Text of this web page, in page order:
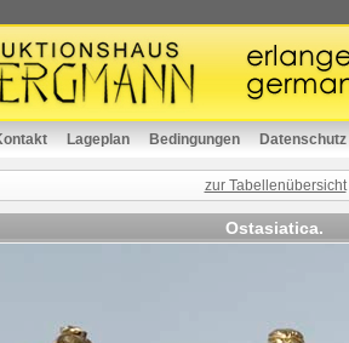
Lageplan Bedingungen Datenschutz
zur Tabellenübersicht
Ostasiatica.